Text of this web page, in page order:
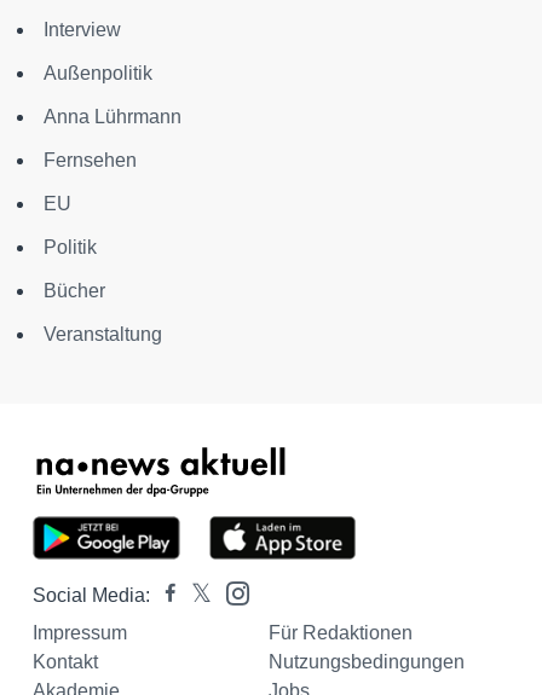
Interview
Außenpolitik
Anna Lührmann
Fernsehen
EU
Politik
Bücher
Veranstaltung
Social Media:
Impressum
Für Redaktionen
Kontakt
Nutzungsbedingungen
Akademie
Jobs